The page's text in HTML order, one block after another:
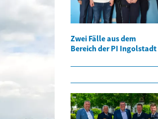
Zwei Fälle aus dem
Bereich der PI Ingolstadt